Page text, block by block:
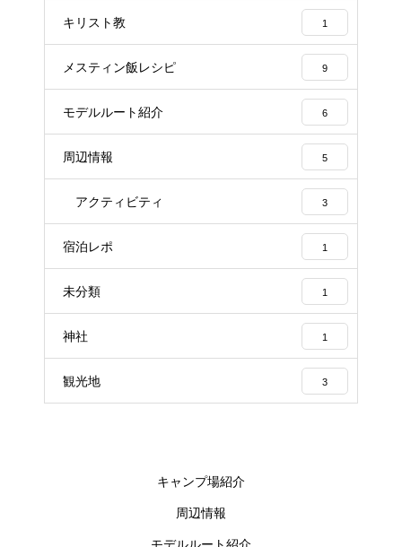
キリスト教 1
メスティン飯レシピ 9
モデルルート紹介 6
周辺情報 5
アクティビティ 3
宿泊レポ 1
未分類 1
神社 1
観光地 3
キャンプ場紹介
周辺情報